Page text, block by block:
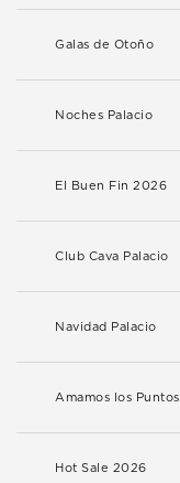
Galas de Otoño
Noches Palacio
El Buen Fin 2026
Club Cava Palacio
Navidad Palacio
Amamos los Puntos
Hot Sale 2026